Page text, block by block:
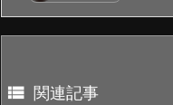
 関連記事